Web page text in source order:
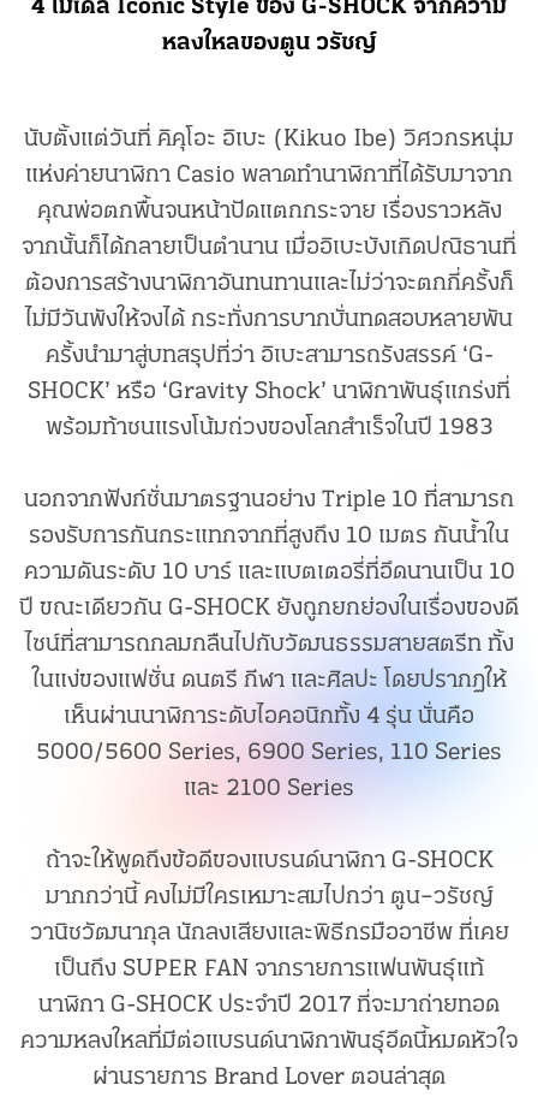
4 โมเดล Iconic Style ของ G-SHOCK จากความ
หลงใหลของตูน วรัชญ์
นับตั้งแต่วันที่ คิคุโอะ อิเบะ (Kikuo Ibe) วิศวกรหนุ่ม
แห่งค่ายนาฬิกา Casio พลาดทำนาฬิกาที่ได้รับมาจาก
คุณพ่อตกพื้นจนหน้าปัดแตกกระจาย เรื่องราวหลัง
จากนั้นก็ได้กลายเป็นตำนาน เมื่ออิเบะบังเกิดปณิธานที่
ต้องการสร้างนาฬิกาอันทนทานและไม่ว่าจะตกกี่ครั้งก็
ไม่มีวันพังให้จงได้ กระทั่งการบากบั่นทดสอบหลายพัน
ครั้งนำมาสู่บทสรุปที่ว่า อิเบะสามารถรังสรรค์ ‘G-
SHOCK’ หรือ ‘Gravity Shock’ นาฬิกาพันธุ์แกร่งที่
พร้อมท้าชนแรงโน้มถ่วงของโลกสำเร็จในปี 1983
นอกจากฟังก์ชั่นมาตรฐานอย่าง Triple 10 ที่สามารถ
รองรับการกันกระแทกจากที่สูงถึง 10 เมตร กันน้ำใน
ความดันระดับ 10 บาร์ และแบตเตอรี่ที่อึดนานเป็น 10
ปี ขณะเดียวกัน G-SHOCK ยังถูกยกย่องในเรื่องของดี
ไซน์ที่สามารถกลมกลืนไปกับวัฒนธรรมสายสตรีท ทั้ง
ในแง่ของแฟชั่น ดนตรี กีฬา และศิลปะ โดยปรากฏให้
เห็นผ่านนาฬิการะดับไอคอนิกทั้ง 4 รุ่น นั่นคือ
5000/5600 Series, 6900 Series, 110 Series
และ 2100 Series
ถ้าจะให้พูดถึงข้อดีของแบรนด์นาฬิกา G-SHOCK
มากกว่านี้ คงไม่มีใครเหมาะสมไปกว่า ตูน–วรัชญ์
วานิชวัฒนากุล นักลงเสียงและพิธีกรมืออาชีพ ที่เคย
เป็นถึง SUPER FAN จากรายการแฟนพันธุ์แท้
นาฬิกา G-SHOCK ประจำปี 2017 ที่จะมาถ่ายทอด
ความหลงใหลที่มีต่อแบรนด์นาฬิกาพันธุ์อึดนี้หมดหัวใจ
ผ่านรายการ Brand Lover ตอนล่าสุด